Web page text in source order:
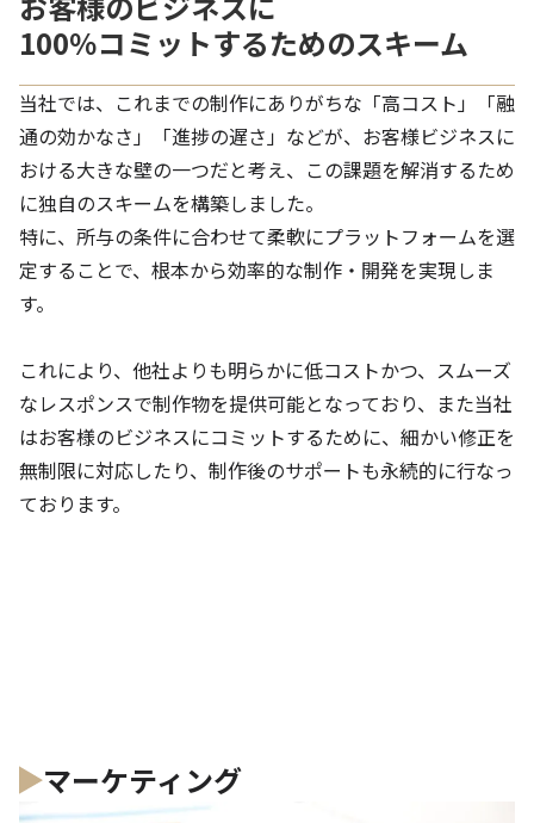
100％コミッ トするためのスキ ーム
当社では、これまでの制作にありがちな「高コスト」「融
通の効かなさ」「進捗の遅さ」などが、お客様ビジネスに
おける大きな壁の一つだと考え、この課題を解消するため
に独自のスキームを構築しました。
特に、所与の条件に合わせて柔軟にプラットフォームを選
定することで、根本から効率的な制作・開発を実現しま
す。
これにより、他社よりも明らかに低コストかつ、スムーズ
なレスポンスで制作物を提供可能となっており、また当社
はお客様のビジネスにコミットするために、細かい修正を
無制限に対応したり、制作後のサポートも永続的に行なっ
ております。
マーケティング